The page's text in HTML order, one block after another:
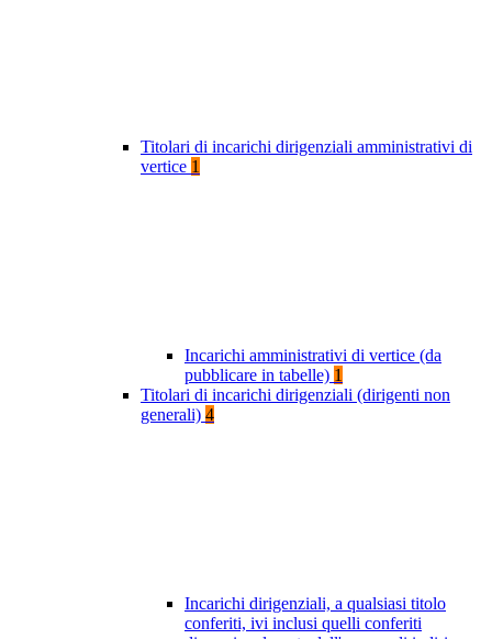
Titolari di incarichi dirigenziali amministrativi di
vertice 1
Incarichi amministrativi di vertice (da
pubblicare in tabelle) 1
Titolari di incarichi dirigenziali (dirigenti non
generali) 4
Incarichi dirigenziali, a qualsiasi titolo
conferiti, ivi inclusi quelli conferiti